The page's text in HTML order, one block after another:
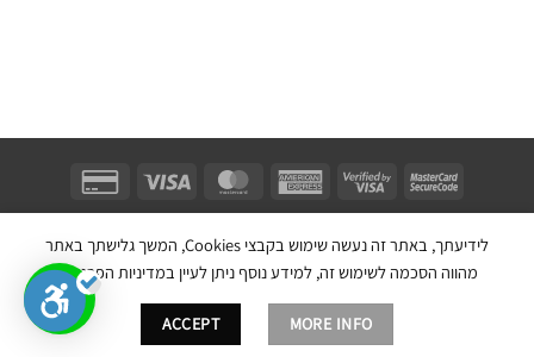
בניית אתר חנות מכירות ע''י:
לידיעתך, באתר זה נעשה שימוש בקבצי Cookies, המשך גלישתך באתר
מהווה הסכמה לשימוש זה, למידע נוסף ניתן לעיין במדיניות הפרטיות.
MORE INFO
ACCEPT